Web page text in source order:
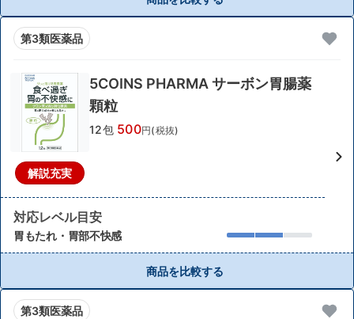
第3類医薬品
解説充実
5COINS PHARMA サーボン胃腸薬
顆粒
12包 500円(税抜)
対応レベル目安
胃もたれ・胃部不快感
商品を比較する
第3類医薬品